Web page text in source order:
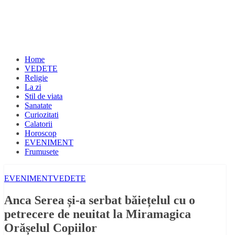
Home
VEDETE
Religie
La zi
Stil de viata
Sanatate
Curiozitati
Calatorii
Horoscop
EVENIMENT
Frumusete
EVENIMENTVEDETE
Anca Serea și-a serbat băiețelul cu o
petrecere de neuitat la Miramagica
Orășelul Copiilor